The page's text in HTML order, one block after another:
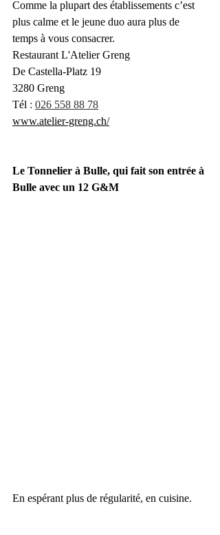
Comme la plupart des établissements c’est
plus calme et le jeune duo aura plus de
temps à vous consacrer.
Restaurant L'Atelier Greng
De Castella-Platz 19
3280 Greng
Tél : 026 558 88 78
www.atelier-greng.ch/
Le Tonnelier à Bulle, qui fait son entrée à
Bulle avec un 12 G&M
En espérant plus de régularité, en cuisine.